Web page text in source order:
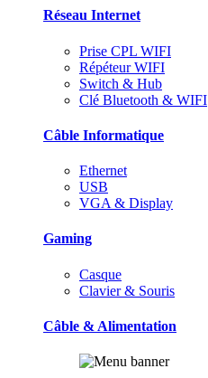
Réseau Internet
Prise CPL WIFI
Répéteur WIFI
Switch & Hub
Clé Bluetooth & WIFI
Câble Informatique
Ethernet
USB
VGA & Display
Gaming
Casque
Clavier & Souris
Câble & Alimentation